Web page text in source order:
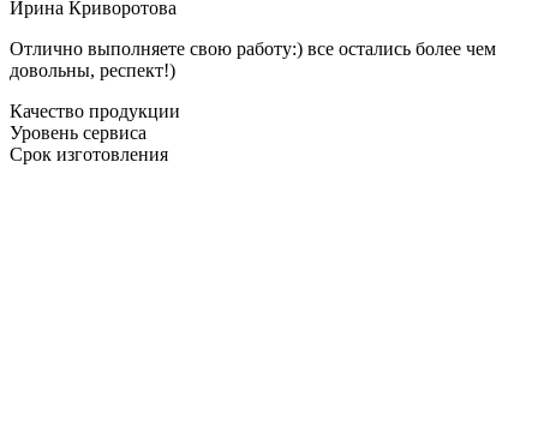
Ирина Криворотова
Отлично выполняете свою работу:) все остались более чем
довольны, респект!)
Качество продукции
Уровень сервиса
Срок изготовления